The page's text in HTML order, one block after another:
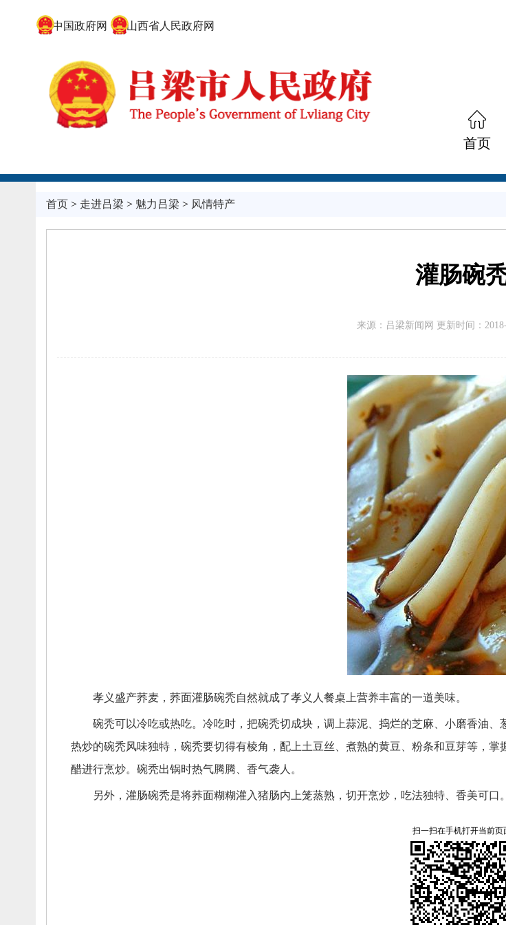
中国政府网 山西省人民政府网
首页
首页> 走进吕梁 > 魅力吕梁 > 风情特产
灌肠碗
来源： 吕梁新闻网 更新时间：
孝义盛产荞麦， 荞面灌肠碗秃自然就成了孝义人餐桌上营养丰富的一道美味。
碗秃可以冷吃或热吃。 冷吃时， 把碗秃切成块， 调上蒜泥、 捣烂的芝麻、 小磨香油、
热炒的碗秃风味独特， 碗秃要切得有棱角， 配上土豆丝、 煮熟的黄豆、 粉条和豆芽等， 掌
醋进行烹炒。 碗秃出锅时热气腾腾、 香气袭人。
另外， 灌肠碗秃是将荞面糊糊灌入猪肠内上笼蒸熟， 切开烹炒， 吃法独特、 香美可口。
扫一扫在手机打开当前页